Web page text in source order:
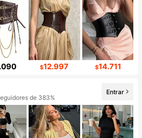
$12.997 $14.711
de 383%
Entrar